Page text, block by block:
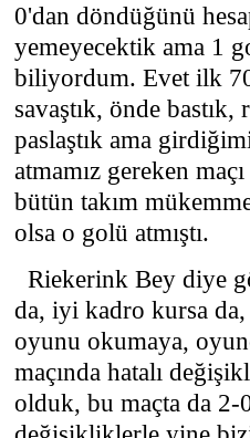
0'dan döndüğünü
yemeyecektik ama 1
biliyordum. Evet ilk
savaştık, önde
paslaştık ama
atmamız gereken
bütün takım
olsa o golü atmıştı.
Riekerink Bey diye
da, iyi kadro kursa da,
oyunu okumaya,
maçında hatalı
olduk, bu maçta da 2-